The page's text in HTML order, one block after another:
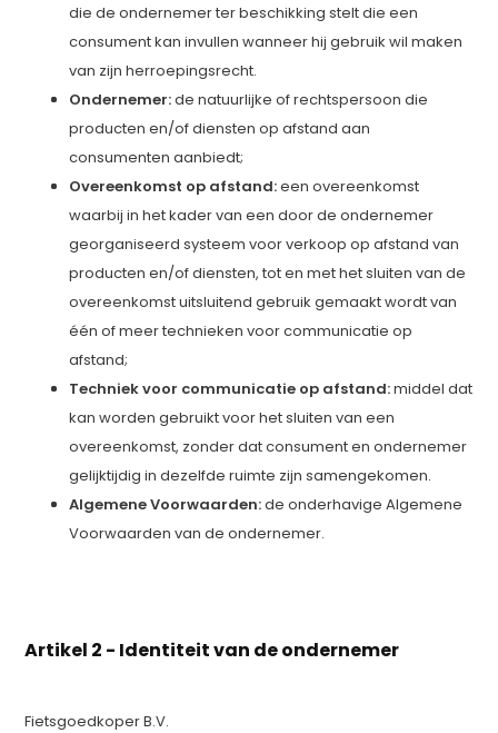
die de ondernemer ter beschikking stelt die een
consument kan invullen wanneer hij gebruik wil maken
van zijn herroepingsrecht.
Ondernemer:de natuurlijke of rechtspersoon die
producten en/of diensten op afstand aan
consumenten aanbiedt;
Overeenkomst op afstand:een overeenkomst
waarbij in het kader van een door de ondernemer
georganiseerd systeem voor verkoop op afstand van
producten en/of diensten, tot en met het sluiten van de
overeenkomst uitsluitend gebruik gemaakt wordt van
één of meer technieken voor communicatie op
afstand;
Techniek voor communicatie op afstand:middel dat
kan worden gebruikt voor het sluiten van een
overeenkomst, zonder dat consument en ondernemer
gelijktijdig in dezelfde ruimte zijn samengekomen.
Algemene Voorwaarden:de onderhavige Algemene
Voorwaarden van de ondernemer.
Artikel 2 - Identiteit van de ondernemer
Fietsgoedkoper B.V.